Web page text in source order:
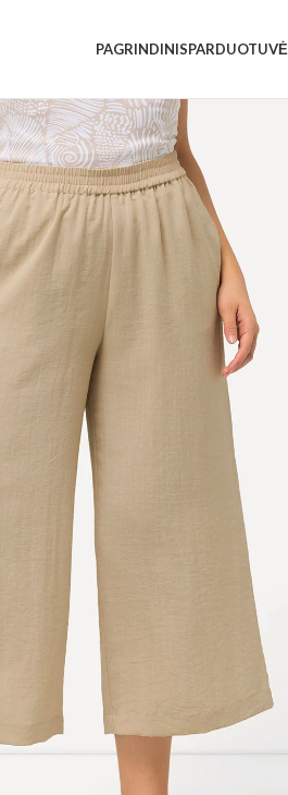
PAGRINDINISPARDUOTUVĖ